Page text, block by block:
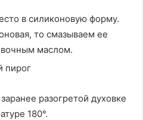
в силиконовую форму.
то смазываем ее
маслом.
разогретой духовке
180°.